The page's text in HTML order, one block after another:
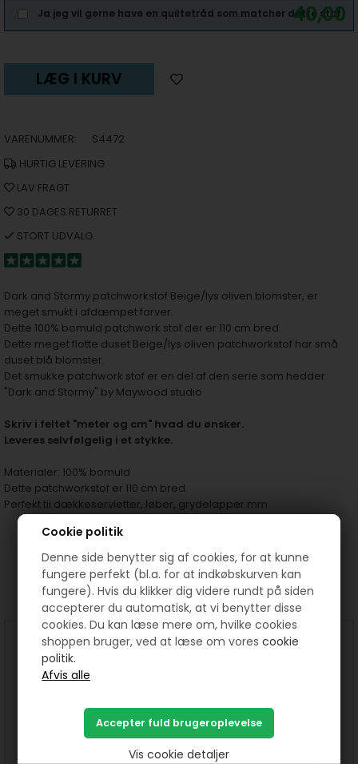
Cookie politik
Denne side benytter sig af cookies, for at kunne
fungere perfekt (bl.a. for at indkøbskurven kan
fungere). Hvis du klikker dig videre rundt på siden
accepterer du automatisk, at vi benytter disse
cookies. Du kan læse mere om, hvilke cookies
shoppen bruger, ved at læse om vorescookie
politik.
Vis cookie detaljer
40,00
Ja jeg vil gerne have en quiltetråd som matcher dette stof.
LÆG I KURV
VARENUMMER:
S4472
HURTIG LEVERING
LAV FRAGT
30 DAGES RETURRET
STORT UDVALG
Dark and Stormy patchworkstof Beige/lys oliven blomster, er
meget smukt i afdæmpet farver.
Dette 100% bomuld patchwork stof der er 110 cm bred.
Dette meget flotte duset Beige/lys oliven patchworkstof har små
duset blå blomster.
Det smukke patchwork stof er en del af den serie som hedder
"Dark and Stormy" by Maywood studio
Skriv i feltet "meter og cm" hvad du ønsker.
Leveres selvfølgelig i et stykke.
Materialer: 100% bomuld
Dette patchworkstof er 110 cm bred.
Perfekt til dækkeservietter, løber, grydelapper mm
Prøv lige at se her: